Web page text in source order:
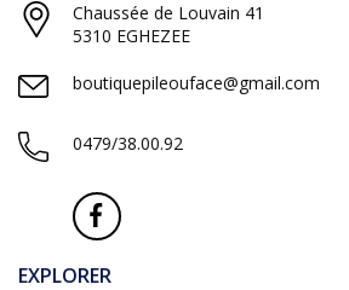
Chaussée de Louvain 41
5310 EGHEZEE
boutiquepileouface@gmail.com
0479/38.00.92
EXPLORER